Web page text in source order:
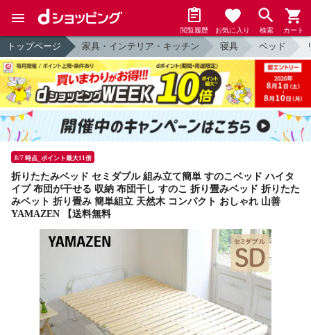
閲覧履歴 お気に入り 検索 カート
トップページ 家具・インテリア・キッチン 寝具 ベッド
8/7 時点_ポイント最大11倍
折りたたみベッド セミダブル 組み立て簡単 すのこベッド ハイタ
イプ 布団が干せる 収納 布団干し すのこ 折り畳みベッド 折りたた
みベット 折り畳み 簡単組立 天然木 コンパクト おしゃれ 山善
YAMAZEN 【送料無料